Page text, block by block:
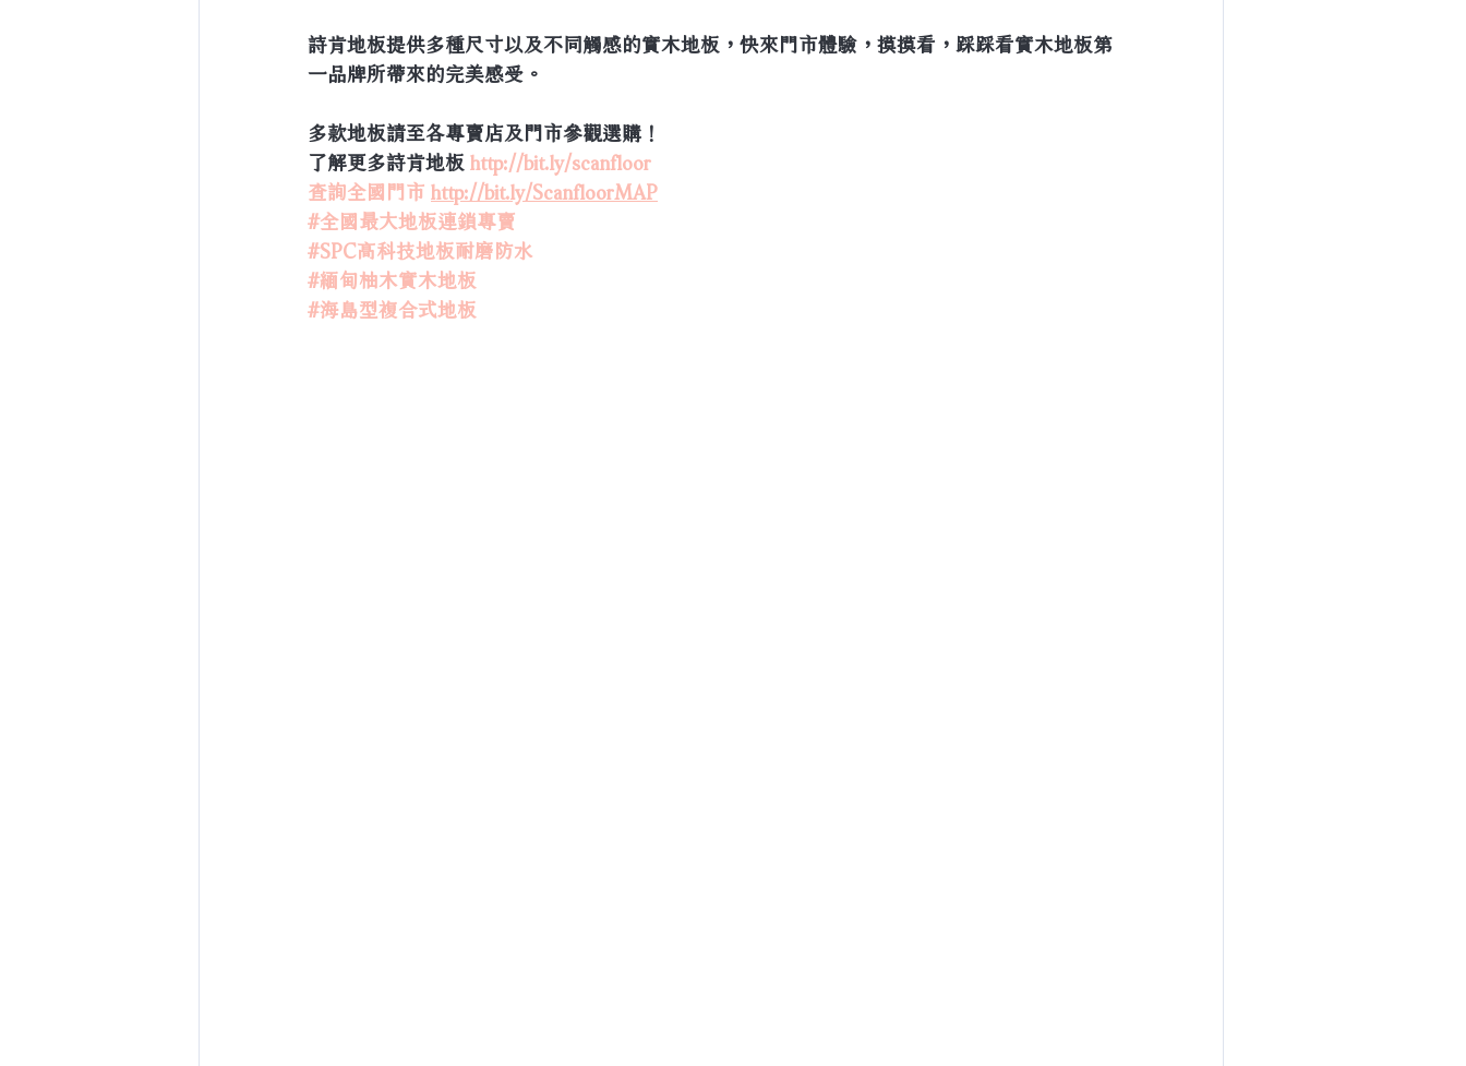
詩肯地板提供多種尺寸以及不同觸感的實木地板，快來門市體驗，摸摸看，踩踩看實木地板第
一品牌所帶來的完美感受。
多款地板請至各專賣店及門市參觀選購！
了解更多詩肯地板 http://bit.ly/scanfloor
查詢全國門市 http://bit.ly/ScanfloorMAP
#全國最大地板連鎖專賣
#SPC高科技地板耐磨防水
#緬甸柚木實木地板
#海島型複合式地板